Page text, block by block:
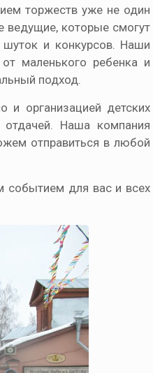
торжеств уже не один
ведущие, которые смогут
шуток и конкурсов. Наши
маленького ребенка и
подход.
и организацией детских
Наша компания
отправиться в любой
событием для вас и всех